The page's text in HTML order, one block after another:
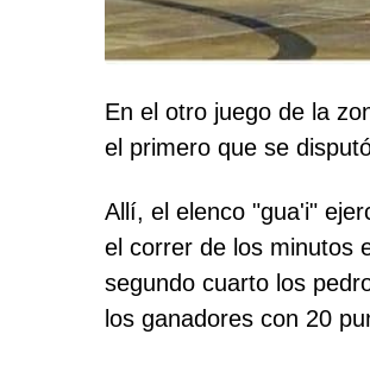
En el otro juego de la
el primero que se
Allí, el elenco "gua'i"
el correr de los minutos
segundo cuarto los
los ganadores con 20